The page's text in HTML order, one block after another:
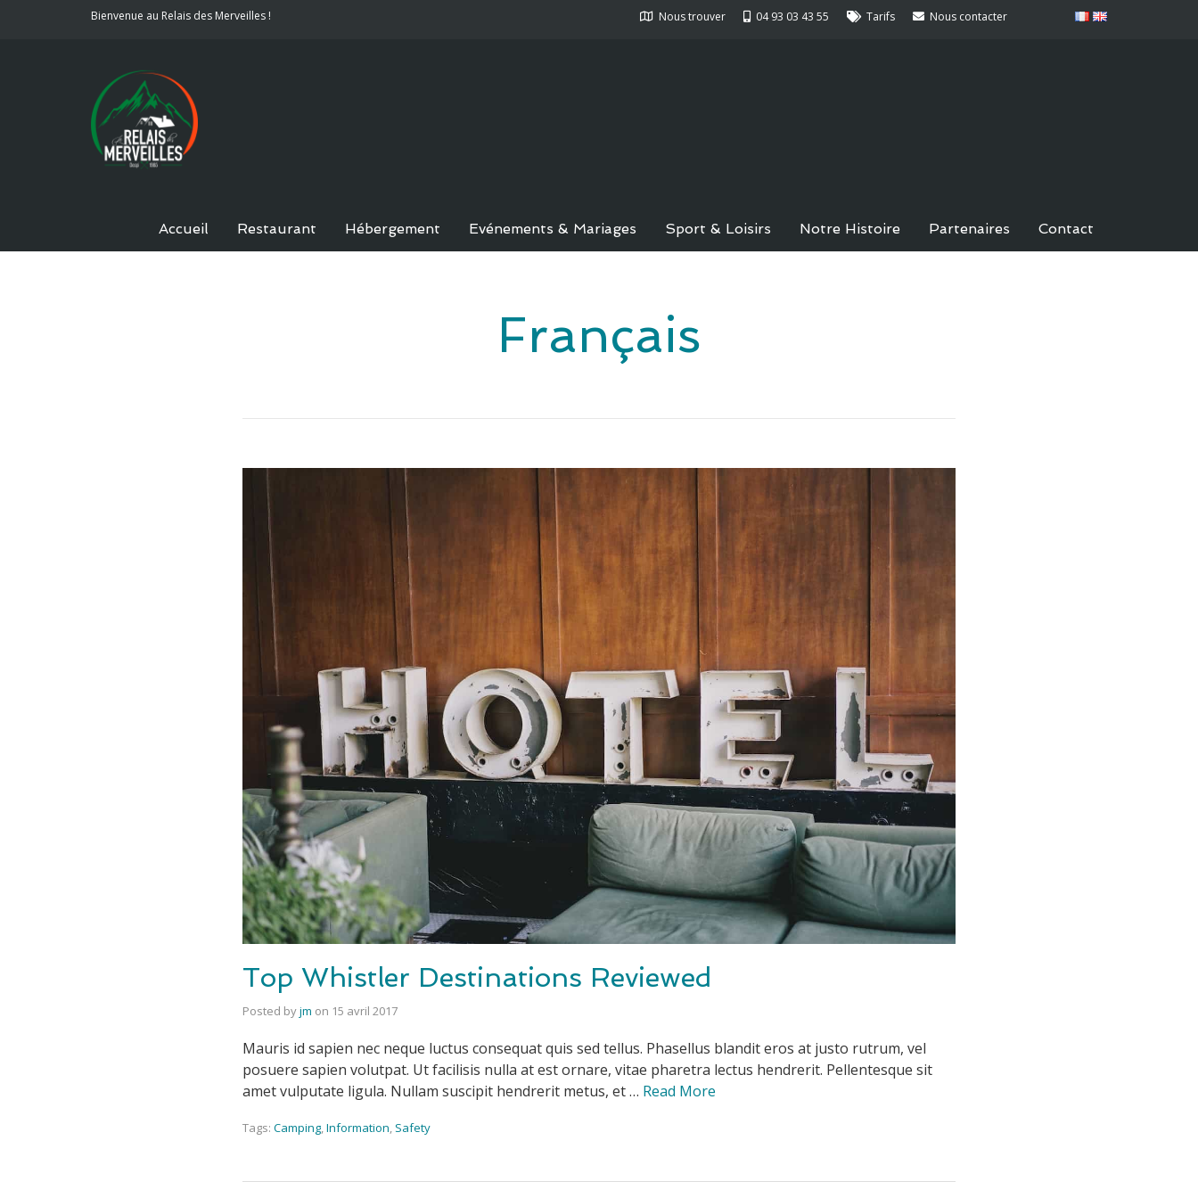
Bienvenue au Relais des Merveilles ! Nous trouver 04 93 03 43 55 Tarifs Nous contacter
Accueil Restaurant Hébergement Evénements & Mariages Sport & Loisirs Notre Histoire Partenaires Contact
Français
Top Whistler Destinations Reviewed
Posted byjm on 15 avril 2017
Mauris id sapien nec neque luctus consequat quis sed tellus. Phasellus blandit eros at justo rutrum, vel
posuere sapien volutpat. Ut facilisis nulla at est ornare, vitae pharetra lectus hendrerit. Pellentesque sit
amet vulputate ligula. Nullam suscipit hendrerit metus, et … Read More
Tags: Camping,Information, Safety